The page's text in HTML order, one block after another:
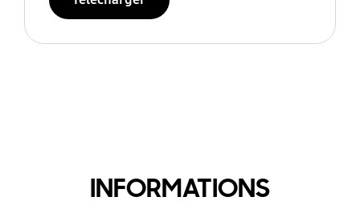
INFORMATIONS